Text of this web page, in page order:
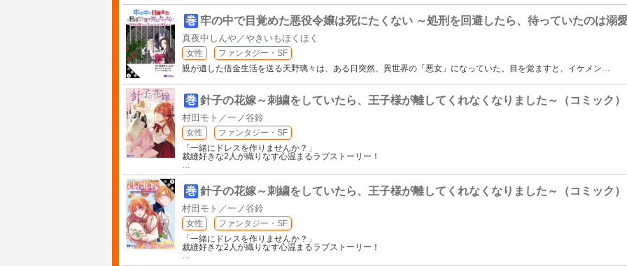
巻 牢の中で目覚めた悪役令嬢は死にたくない ～処刑を回避したら、待っていたのは溺
真夜中しんや／やきいもほくほく
女性
ファンタジー・SF
親が遺した借金生活を送る天野璃々は、ある日突然、異世界の「悪女」になっていた。目を覚ますと、イケメン…
巻 針子の花嫁～刺繍をしていたら、王子様が離してくれなくなりました～（コミック）
村田モト／一ノ谷鈴
女性
ファンタジー・SF
「一緒にドレスを作りませんか？」
裁縫好きな2人が織りなす心温まるラブストーリー！
…
巻 針子の花嫁～刺繍をしていたら、王子様が離してくれなくなりました～（コミック
村田モト／一ノ谷鈴
女性
ファンタジー・SF
「一緒にドレスを作りませんか？」
裁縫好きな2人が織りなす心温まるラブストーリー！
…